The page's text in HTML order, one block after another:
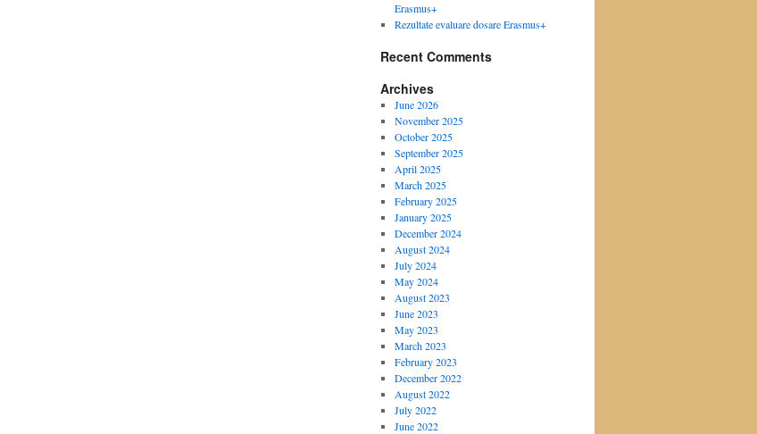
Erasmus+
Rezultate evaluare dosare Erasmus+
Recent Comments
Archives
June 2026
November 2025
October 2025
September 2025
April 2025
March 2025
February 2025
January 2025
December 2024
August 2024
July 2024
May 2024
August 2023
June 2023
May 2023
March 2023
February 2023
December 2022
August 2022
July 2022
June 2022